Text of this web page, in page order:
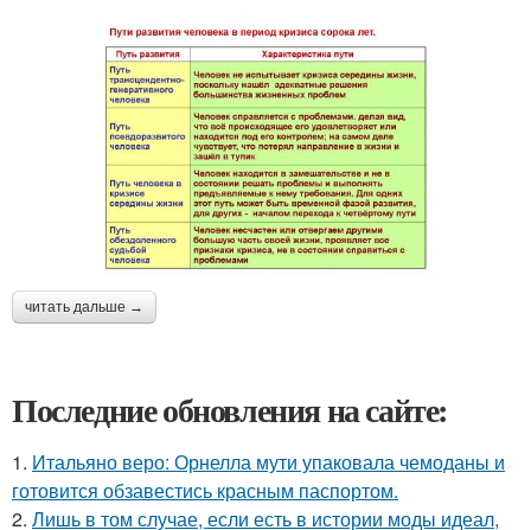
читать дальше →
Последние обновления на сайте:
1. Итальяно веро: Орнелла мути упаковала чемоданы и
готовится обзавестись красным паспортом.
2. Лишь в том случае, если есть в истории моды идеал,